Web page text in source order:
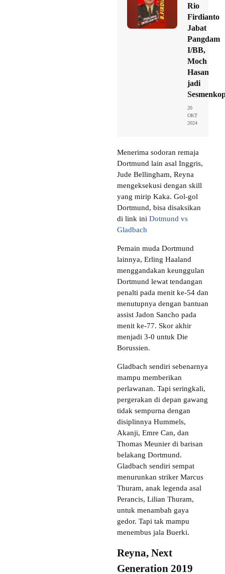
Rio
Firdianto
Jabat
Pangdam
I/BB,
Moch
Hasan
jadi
20
OKT
2024
Menerima sodoran remaja
Dortmund lain asal Inggris,
Jude Bellingham, Reyna
mengeksekusi dengan skill
yang mirip Kaka. Gol-gol
Dortmund, bisa disaksikan
di link ini Dotmund vs
Gladbach
Pemain muda Dortmund
lainnya, Erling Haaland
menggandakan keunggulan
Dortmund lewat tendangan
penalti pada menit ke-54 dan
menutupnya dengan bantuan
assist Jadon Sancho pada
menit ke-77. Skor akhir
menjadi 3-0 untuk Die
Borussien.
Gladbach sendiri sebenarnya
mampu memberikan
perlawanan. Tapi seringkali,
pergerakan di depan gawang
tidak sempurna dengan
disiplinnya Hummels,
Akanji, Emre Can, dan
Thomas Meunier di barisan
belakang Dortmund.
Gladbach sendiri sempat
menurunkan striker Marcus
Thuram, anak legenda asal
Perancis, Lilian Thuram,
untuk menambah gaya
gedor. Tapi tak mampu
menembus jala Buerki.
Reyna, Next
Generation 2019